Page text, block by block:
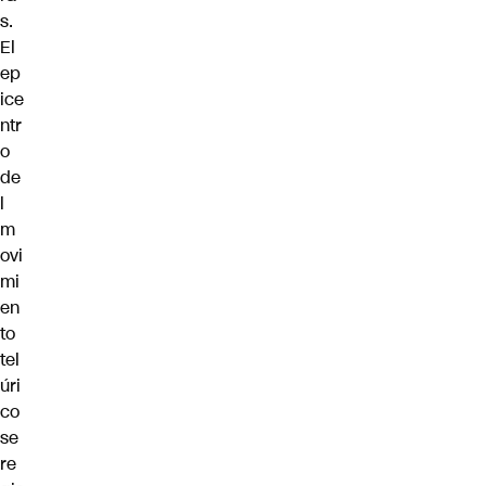
s.
El
ep
ice
ntr
o
de
l
m
ovi
mi
en
to
tel
úri
co
se
re